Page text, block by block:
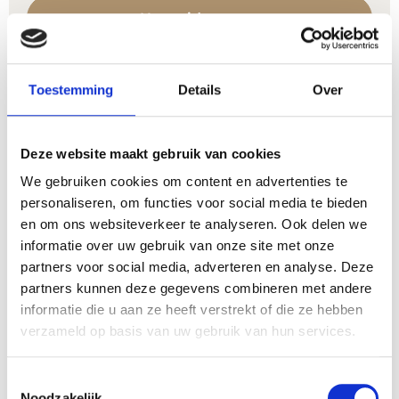
Toestemming Details Over
Deze website maakt gebruik van cookies
We gebruiken cookies om content en advertenties te
personaliseren, om functies voor social media te bieden
en om ons websiteverkeer te analyseren. Ook delen we
informatie over uw gebruik van onze site met onze
partners voor social media, adverteren en analyse. Deze
partners kunnen deze gegevens combineren met andere
informatie die u aan ze heeft verstrekt of die ze hebben
verzameld op basis van uw gebruik van hun services.
Naar video gaan
minuten
minuten
3
Gang
Dagschotels, Hoofdgerecht
Benodigheden
bakpapier